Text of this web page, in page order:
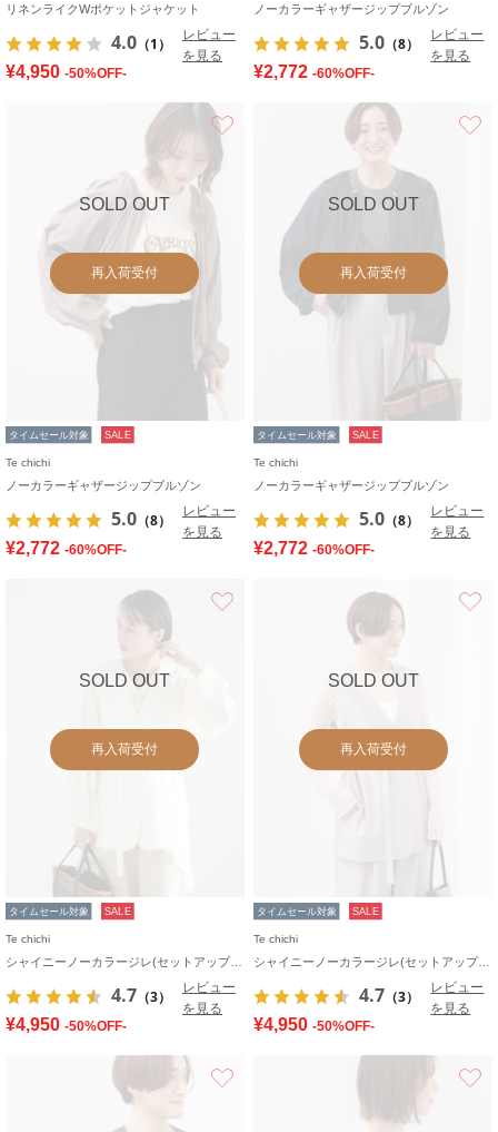
リネンライクWポケットジャケット
4.0 （1）
レビュー
を見る
¥4,950 -50%OFF-
ノーカラーギャザージップブルゾン
5.0 （8）
レビュー
を見る
¥2,772 -60%OFF-
SOLD OUT
再入荷受付
タイムセール対象 SALE
Te chichi
ノーカラーギャザージップブルゾン
5.0 （8）
レビュー
を見る
¥2,772 -60%OFF-
SOLD OUT
再入荷受付
タイムセール対象 SALE
Te chichi
ノーカラーギャザージップブルゾン
5.0 （8）
レビュー
を見る
¥2,772 -60%OFF-
SOLD OUT
再入荷受付
タイムセール対象 SALE
Te chichi
シャイニーノーカラージレ(セットアップ可)
4.7 （3）
レビュー
を見る
¥4,950 -50%OFF-
SOLD OUT
再入荷受付
タイムセール対象 SALE
Te chichi
シャイニーノーカラージレ(セットアップ可)
4.7 （3）
レビュー
を見る
¥4,950 -50%OFF-